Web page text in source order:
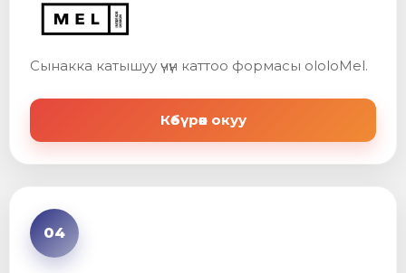
Сынакка катышуу үчүн каттоо формасы ololoMel.
Көбүрөөк окуу
04